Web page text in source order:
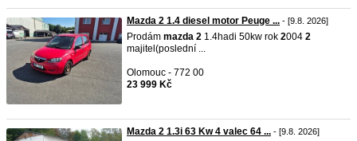
Mazda 2 1.4 diesel motor Peuge ... - [9.8. 2026]
Prodám mazda 2 1.4hadi 50kw rok 2004 2
majitel(poslední ...
Olomouc - 772 00
23 999 Kč
Mazda 2 1.3i 63 Kw 4 valec 64 ... - [9.8. 2026]